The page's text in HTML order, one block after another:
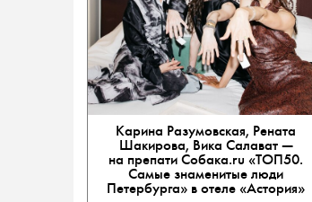
Карина Разумовская, Рената
Шакирова, Вика Салават —
на препати Собака.ru «ТОП50.
Самые знаменитые люди
Петербурга» в отеле «Астория»